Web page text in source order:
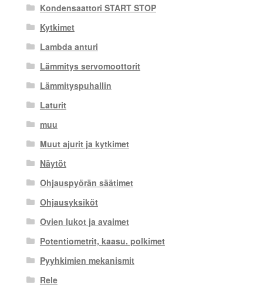
Kondensaattori START STOP
Kytkimet
Lambda anturi
Lämmitys servomoottorit
Lämmityspuhallin
Laturit
muu
Muut ajurit ja kytkimet
Näytöt
Ohjauspyörän säätimet
Ohjausyksiköt
Ovien lukot ja avaimet
Potentiometrit, kaasu. polkimet
Pyyhkimien mekanismit
Rele